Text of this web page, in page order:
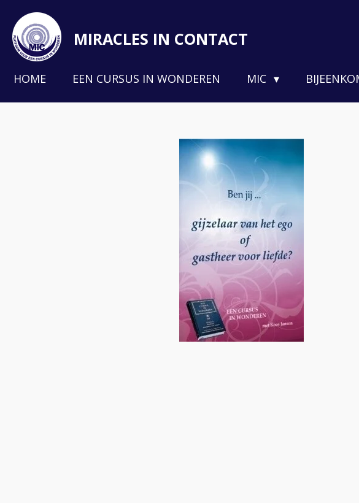
direct
naar
hoofdinhoud
MIRACLES IN CONTACT
HOME EEN CURSUS IN WONDEREN MIC